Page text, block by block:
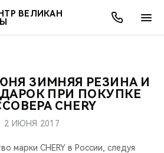
ВЕЛИКАН
МОДЕЛИ
МИР CHERY
АКЦИИ
СЕРВИСЫ
О КОМПАНИИ
ЗИМНЯЯ РЕЗИНА И
ПРИ ПОКУПКЕ
CHERY
2 ИЮНЯ 2017
марки CHERY в России, следуя